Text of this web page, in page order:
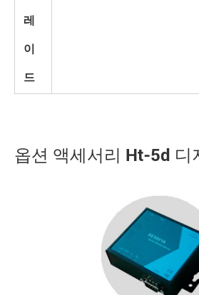
레
이
드
옵션 액세서리 Ht-5d 디